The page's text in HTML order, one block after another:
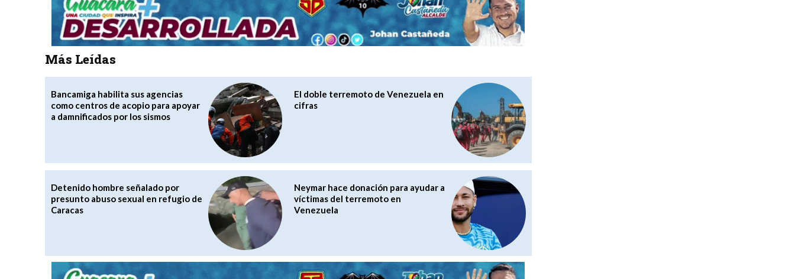
Más Leídas
Bancamiga habilita sus agencias
como centros de acopio para apoyar
a damnificados por los sismos
El doble terremoto de Venezuela en
cifras
Detenido hombre señalado por
presunto abuso sexual en refugio de
Caracas
Neymar hace donación para ayudar a
víctimas del terremoto en
Venezuela